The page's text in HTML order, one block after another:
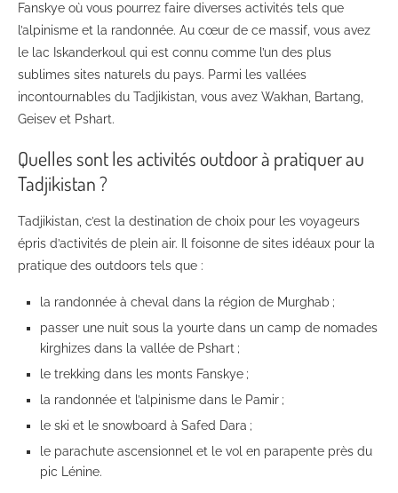
Fanskye où vous pourrez faire diverses activités tels que
l’alpinisme et la randonnée. Au cœur de ce massif, vous avez
le lac Iskanderkoul qui est connu comme l’un des plus
sublimes sites naturels du pays. Parmi les vallées
incontournables du Tadjikistan, vous avez Wakhan, Bartang,
Geisev et Pshart.
Quelles sont les activités outdoor à pratiquer au
Tadjikistan?
Tadjikistan, c’est la destination de choix pour les voyageurs
épris d’activités de plein air. Il foisonne de sites idéaux pour la
pratique des outdoors tels que :
la randonnée à cheval dans la région de Murghab ;
passer une nuit sous la yourte dans un camp de nomades
kirghizes dans la vallée de Pshart ;
le trekking dans les monts Fanskye ;
la randonnée et l’alpinisme dans le Pamir ;
le ski et le snowboard à Safed Dara ;
le parachute ascensionnel et le vol en parapente près du
pic Lénine.